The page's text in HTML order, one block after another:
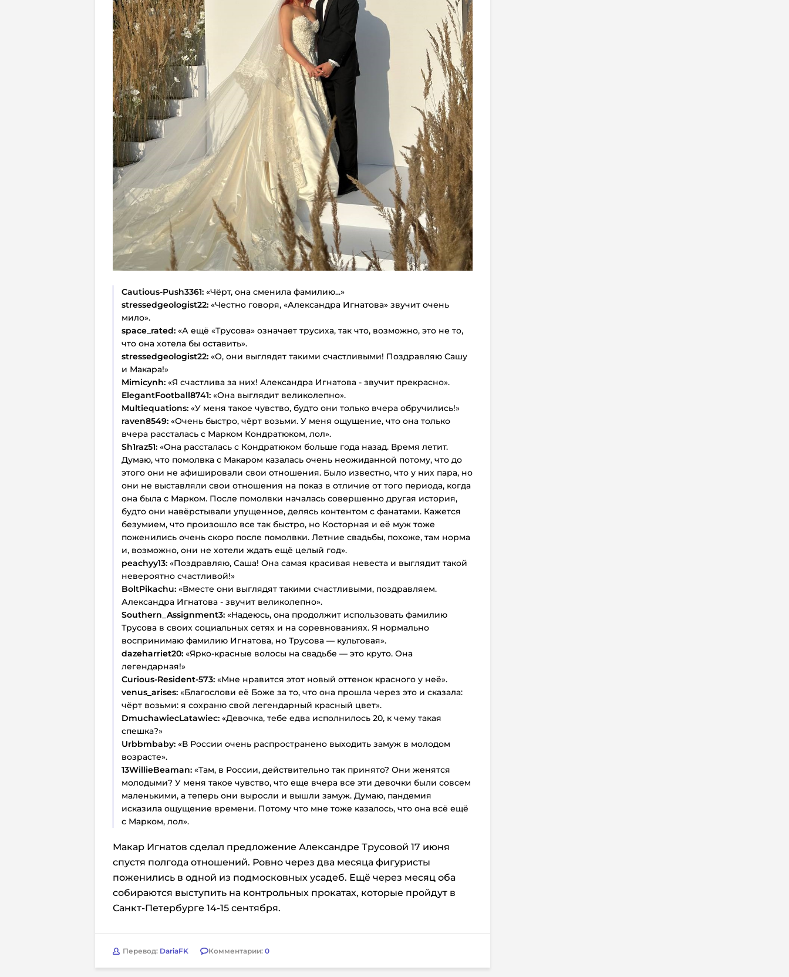
Cautious-Push3361: «Чёрт, она сменила фамилию...»
stressedgeologist22: «Честно говоря, «Александра Игнатова» звучит очень
мило».
space_rated: «А ещё «Трусова» означает трусиха, так что, возможно, это не то,
что она хотела бы оставить».
stressedgeologist22: «О, они выглядят такими счастливыми! Поздравляю Сашу
и Макара!»
Mimicynh: «Я счастлива за них! Александра Игнатова - звучит прекрасно».
ElegantFootball8741: «Она выглядит великолепно».
Multiequations: «У меня такое чувство, будто они только вчера обручились!»
raven8549: «Очень быстро, чёрт возьми. У меня ощущение, что она только
вчера рассталась с Марком Кондратюком, лол».
Sh1raz51: «Она рассталась с Кондратюком больше года назад. Время летит.
Думаю, что помолвка с Макаром казалась очень неожиданной потому, что до
этого они не афишировали свои отношения. Было известно, что у них пара, но
они не выставляли свои отношения на показ в отличие от того периода, когда
она была с Марком. После помолвки началась совершенно другая история,
будто они навёрстывали упущенное, делясь контентом с фанатами. Кажется
безумием, что произошло все так быстро, но Косторная и её муж тоже
поженились очень скоро после помолвки. Летние свадьбы, похоже, там норма
и, возможно, они не хотели ждать ещё целый год».
peachyy13: «Поздравляю, Саша! Она самая красивая невеста и выглядит такой
невероятно счастливой!»
BoltPikachu: «Вместе они выглядят такими счастливыми, поздравляем.
Александра Игнатова - звучит великолепно».
Southern_Assignment3: «Надеюсь, она продолжит использовать фамилию
Трусова в своих социальных сетях и на соревнованиях. Я нормально
воспринимаю фамилию Игнатова, но Трусова — культовая».
dazeharriet20: «Ярко-красные волосы на свадьбе — это круто. Она
легендарная!»
Curious-Resident-573: «Мне нравится этот новый оттенок красного у неё».
venus_arises: «Благослови её Боже за то, что она прошла через это и сказала:
чёрт возьми: я сохраню свой легендарный красный цвет».
DmuchawiecLatawiec: «Девочка, тебе едва исполнилось 20, к чему такая
спешка?»
Urbbmbaby: «В России очень распространено выходить замуж в молодом
возрасте».
13WillieBeaman: «Там, в России, действительно так принято? Они женятся
молодыми? У меня такое чувство, что еще вчера все эти девочки были совсем
маленькими, а теперь они выросли и вышли замуж. Думаю, пандемия
исказила ощущение времени. Потому что мне тоже казалось, что она всё ещё
с Марком, лол».
Макар Игнатов сделал предложение Александре Трусовой 17 июня
спустя полгода отношений. Ровно через два месяца фигуристы
поженились в одной из подмосковных усадеб. Ещё через месяц оба
собираются выступить на контрольных прокатах, которые пройдут в
Санкт-Петербурге 14-15 сентября.
Перевод: DariaFK Комментарии: 0